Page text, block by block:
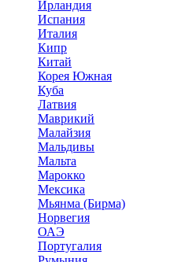
Ирландия
Испания
Италия
Кипр
Китай
Корея Южная
Куба
Латвия
Маврикий
Малайзия
Мальдивы
Мальта
Марокко
Мексика
Мьянма (Бирма)
Норвегия
ОАЭ
Португалия